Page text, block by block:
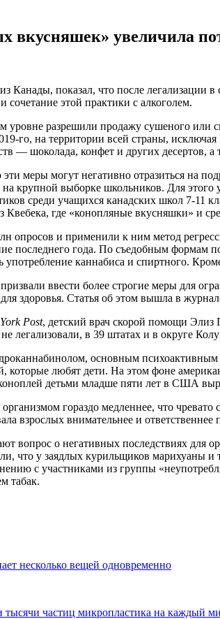
вкусняшек» увеличила
Канады, показал, что после легализации
этой практики с алкоголем.
уровне разрешили продажу сушеного
го, на территории всей страны,
— шоколада, конфет и других десертов, а
меры могут негативно отразиться на
крупной выборке школьников. Для
среди учащихся канадских школ 7-11
где «конопляные вкусняшки» и
опросов и применили к ним метод
последнего года. По съедобным формам
каннабиса и спиртного.
ввести более строгие меры для
здоровья. Статья об этом вышла в
Post, детский врач скорой помощи
легализовали, в 39 штатах и в округе
основным
которые любят дети. На этом фоне
детьми младше пяти лет в США
гораздо медленнее, что
взрослых внимательнее и ответственнее
вопрос о негативных последствиях для
что у заядлых курильщиков марихуаны и
с участниками из группы
табак.
несколько вещей одновременно
частиц микропластика на каждый